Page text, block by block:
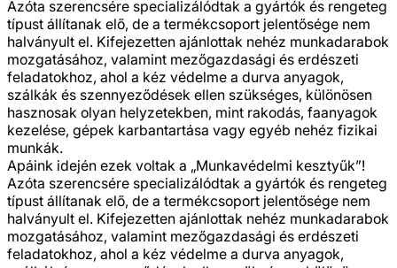
Azóta szerencsére specializálódtak a gyártók és rengeteg
típust állítanak elő, de a termékcsoport jelentősége nem
halványult el. Kifejezetten ajánlottak nehéz munkadarabok
mozgatásához, valamint mezőgazdasági és erdészeti
feladatokhoz, ahol a kéz védelme a durva anyagok,
szálkák és szennyeződések ellen szükséges, különösen
hasznosak olyan helyzetekben, mint rakodás, faanyagok
kezelése, gépek karbantartása vagy egyéb nehéz fizikai
munkák.
Apáink idején ezek voltak a „Munkavédelmi kesztyűk”!
Azóta szerencsére specializálódtak a gyártók és rengeteg
típust állítanak elő, de a termékcsoport jelentősége nem
halványult el. Kifejezetten ajánlottak nehéz munkadarabok
mozgatásához, valamint mezőgazdasági és erdészeti
feladatokhoz, ahol a kéz védelme a durva anyagok,